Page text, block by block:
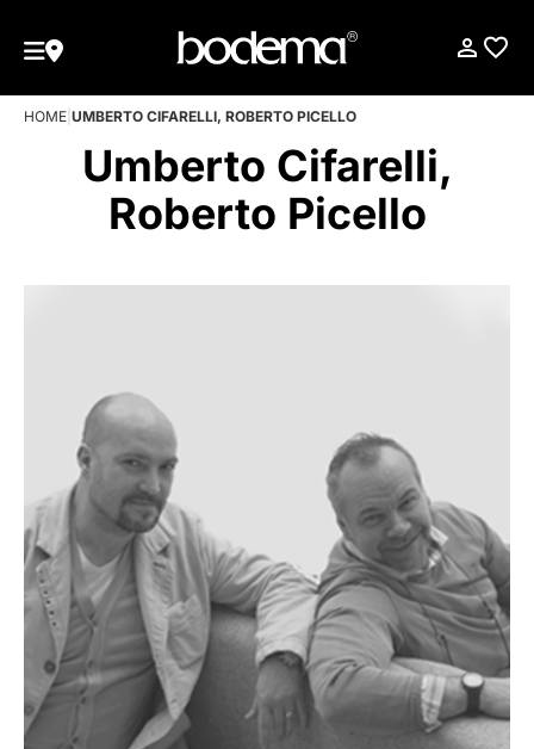
HOME UMBERTO CIFARELLI, ROBERTO PICELLO
Umberto Cifarelli,
Roberto Picello